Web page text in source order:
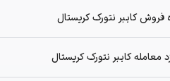
فروش کایبر نتورک کریستال
معامله کایبر نتورک کریستال